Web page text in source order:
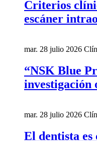
Criterios
escáner
mar. 28 julio 2026
“NSK Blue
investigación
mar. 28 julio 2026
El dentista es